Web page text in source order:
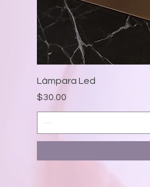
Lámpara Led
Precio
$30.00